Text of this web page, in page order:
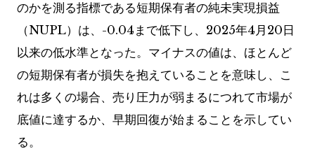
のかを測る指標である短期保有者の純未実現損益
（NUPL）は、-0.04まで低下し、2025年4月20日
以来の低水準となった。マイナスの値は、ほとんど
の短期保有者が損失を抱えていることを意味し、こ
れは多くの場合、売り圧力が弱まるにつれて市場が
底値に達するか、早期回復が始まることを示してい
る。